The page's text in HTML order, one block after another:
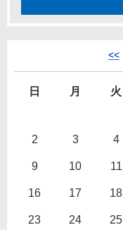
<<
日 月 火
2 3 4
9 10 11
16 17 18
23 24 25